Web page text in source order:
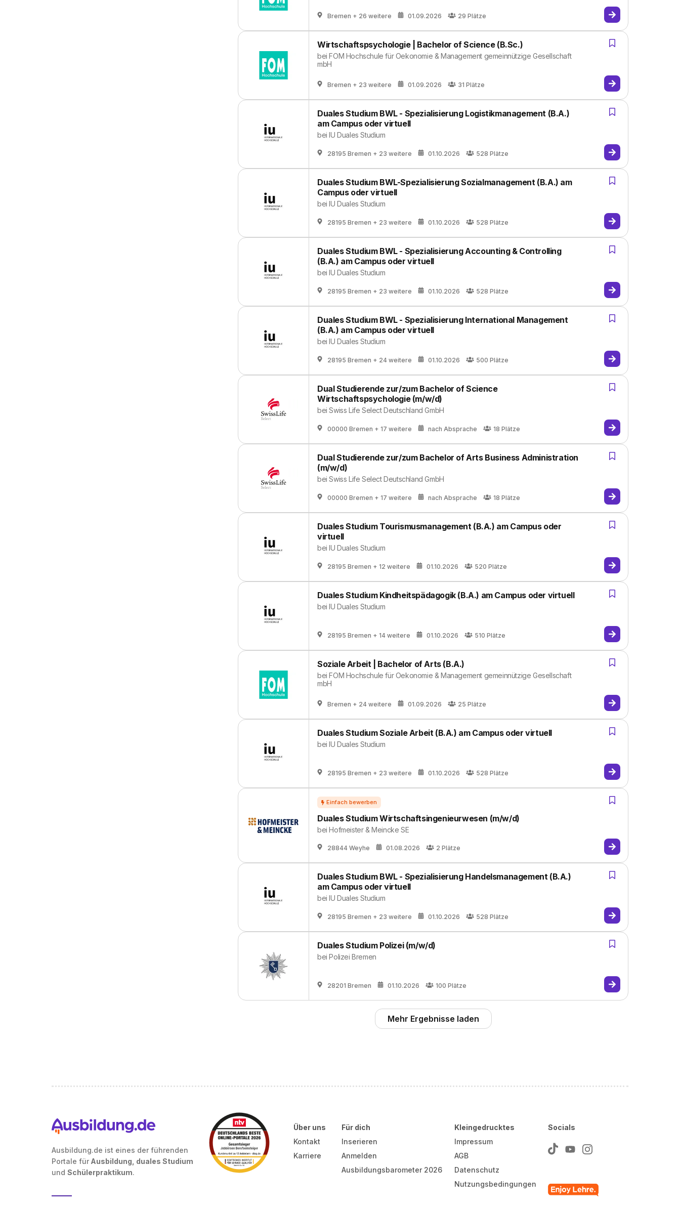
Bremen + 26 weitere 01.09.2026 29 Plätze
Wirtschaftspsychologie | Bachelor of Science (B.Sc.)
beiFOM Hochschule für Oekonomie & Management gemeinnützige Gesellschaft
mbH
Bremen + 23 weitere 01.09.2026 31 Plätze
Duales Studium BWL - Spezialisierung Logistikmanagement (B.A.)
am Campus oder virtuell
beiIU Duales Studium
28195 Bremen + 23 weitere 01.10.2026 528 Plätze
Duales Studium BWL-Spezialisierung Sozialmanagement (B.A.) am
Campus oder virtuell
beiIU Duales Studium
28195 Bremen + 23 weitere 01.10.2026 528 Plätze
Duales Studium BWL - Spezialisierung Accounting & Controlling
(B.A.) am Campus oder virtuell
beiIU Duales Studium
28195 Bremen + 23 weitere 01.10.2026 528 Plätze
Duales Studium BWL - Spezialisierung International Management
(B.A.) am Campus oder virtuell
beiIU Duales Studium
28195 Bremen + 24 weitere 01.10.2026 500 Plätze
Dual Studierende zur/zum Bachelor of Science
Wirtschaftspsychologie (m/w/d)
beiSwiss Life Select Deutschland GmbH
00000 Bremen + 17 weitere nach Absprache 18 Plätze
Dual Studierende zur/zum Bachelor of Arts Business Administration
(m/w/d)
beiSwiss Life Select Deutschland GmbH
00000 Bremen + 17 weitere nach Absprache 18 Plätze
Duales Studium Tourismusmanagement (B.A.) am Campus oder
virtuell
beiIU Duales Studium
28195 Bremen + 12 weitere 01.10.2026 520 Plätze
Duales Studium Kindheitspädagogik (B.A.) am Campus oder virtuell
beiIU Duales Studium
28195 Bremen + 14 weitere 01.10.2026 510 Plätze
Soziale Arbeit | Bachelor of Arts (B.A.)
beiFOM Hochschule für Oekonomie & Management gemeinnützige Gesellschaft
mbH
Bremen + 24 weitere 01.09.2026 25 Plätze
Duales Studium Soziale Arbeit (B.A.) am Campus oder virtuell
beiIU Duales Studium
28195 Bremen + 23 weitere 01.10.2026 528 Plätze
Duales Studium Wirtschaftsingenieurwesen (m/w/d)
beiHofmeister & Meincke SE
28844 Weyhe 01.08.2026 2 Plätze
Duales Studium BWL - Spezialisierung Handelsmanagement (B.A.)
am Campus oder virtuell
beiIU Duales Studium
28195 Bremen + 23 weitere 01.10.2026 528 Plätze
Duales Studium Polizei (m/w/d)
beiPolizei Bremen
28201 Bremen 01.10.2026 100 Plätze
Mehr Ergebnisse laden
Ausbildung.de ist eines der führenden
Portale für Ausbildung, duales Studium
und Schülerpraktikum.
Über uns
Kontakt
Karriere
Für dich
Inserieren
Anmelden
Ausbildungsbarometer 2026
Kleingedrucktes
Impressum
AGB
Datenschutz
Nutzungsbedingungen
Socials